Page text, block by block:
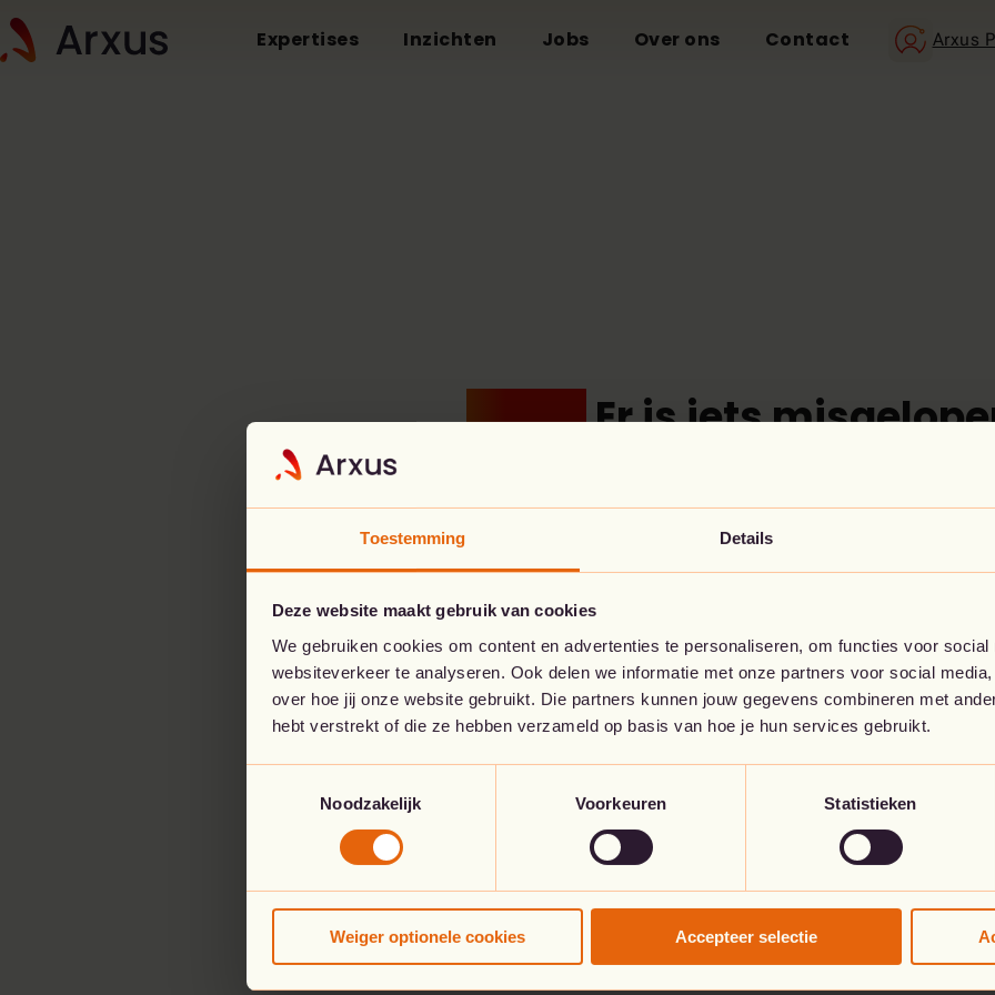
Toestemming Details
Deze website maakt gebruik van cookies
We gebruiken cookies om content en advertenties te personaliseren, om functies voor social
websiteverkeer te analyseren. Ook delen we informatie met onze partners voor social
over hoe jij onze website gebruikt. Die partners kunnen jouw gegevens combineren met
hebt verstrekt of die ze hebben verzameld op basis van hoe je hun services gebruikt.
Noodzakelijk
Voorkeuren Statistieken
Weiger optionele cookies Accepteer selectie
Expertises Inzichten Jobs Over ons Contact Arxus
Oeps!Er is iets
Ga naar de startpagina